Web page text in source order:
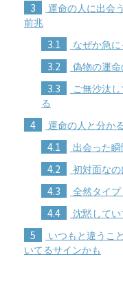
3
運命の人に出会
前兆
3.1 なぜか急
3.2 偽物の運命
3.3
ご無沙汰
る
4 運命の人と分か
4.1 出会った
4.2 初対面な
4.3 全然タイ
4.4 沈黙して
5
いつもと違うこ
いてるサインかも